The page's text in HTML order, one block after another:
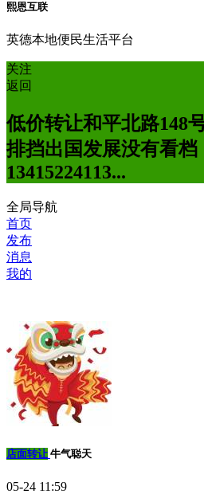
熙恩互联
英德本地便民生活平台
关注
返回
低价转让和平北路148
排挡出国发展没有看档
13415224113...
全局导航
首页
发布
消息
我的
店面转让 牛气聪天
05-24 11:59